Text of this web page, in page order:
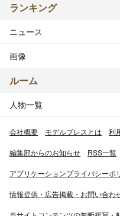
ランキング
ニュース
画像
ルーム
人物一覧
会社概要 モデルプレスとは 利
編集部からのお知らせ RSS一覧
アプリケーションプライバシーポ
情報提供・広告掲載・お問い合わ